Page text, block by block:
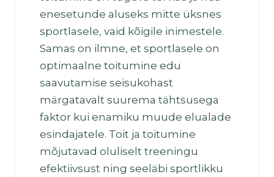
enesetunde aluseks mitte üksnes
sportlasele, vaid kõigile inimestele.
Samas on ilmne, et sportlasele on
optimaalne toitumine edu
saavutamise seisukohast
märgatavalt suurema tähtsusega
faktor kui enamiku muude elualade
esindajatele. Toit ja toitumine
mõjutavad oluliselt treeningu
efektiivsust ning seeläbi sportlikku